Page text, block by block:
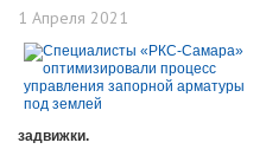
1 Апреля 2021
задвижки.